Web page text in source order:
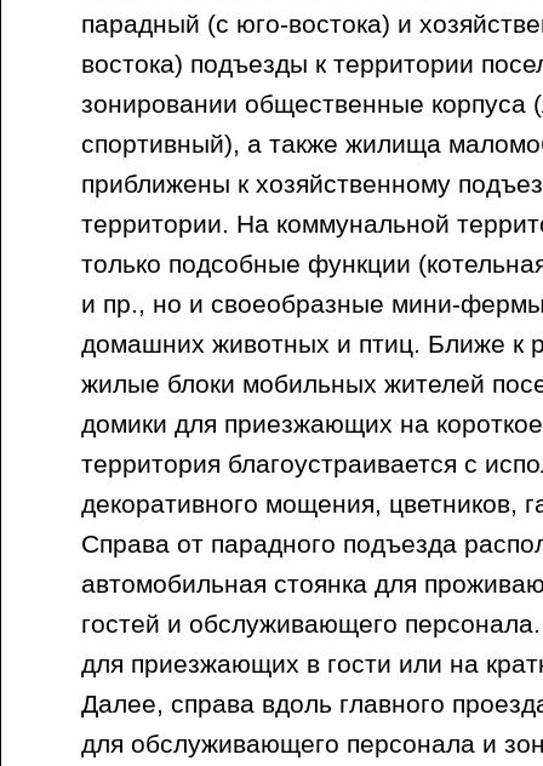
парадный (с юго-востока) и
востока) подъезды к территории
зонировании общественные корпуса
спортивный), а также жилища
приближены к хозяйственному
территории. На коммунальной
только подсобные функции
и пр., но и своеобразные мини-
домашних животных и птиц. Ближе к
жилые блоки мобильных жителей
домики для приезжающих на
территория благоустраивается с
декоративного мощения, цветников,
Справа от парадного подъезда
автомобильная стоянка для
гостей и обслуживающего
для приезжающих в гости или на
Далее, справа вдоль главного
для обслуживающего персонала и